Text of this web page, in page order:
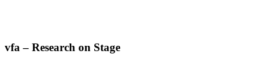
vfa – Research on Stage